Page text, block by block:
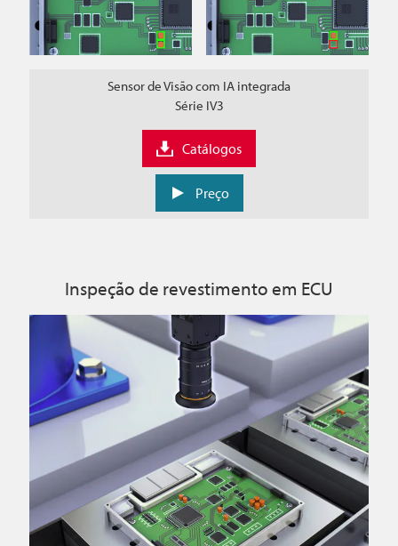
Sensor de Visão com IA integrada
Série IV3
Catálogos
Preço
Inspeção de revestimento em ECU